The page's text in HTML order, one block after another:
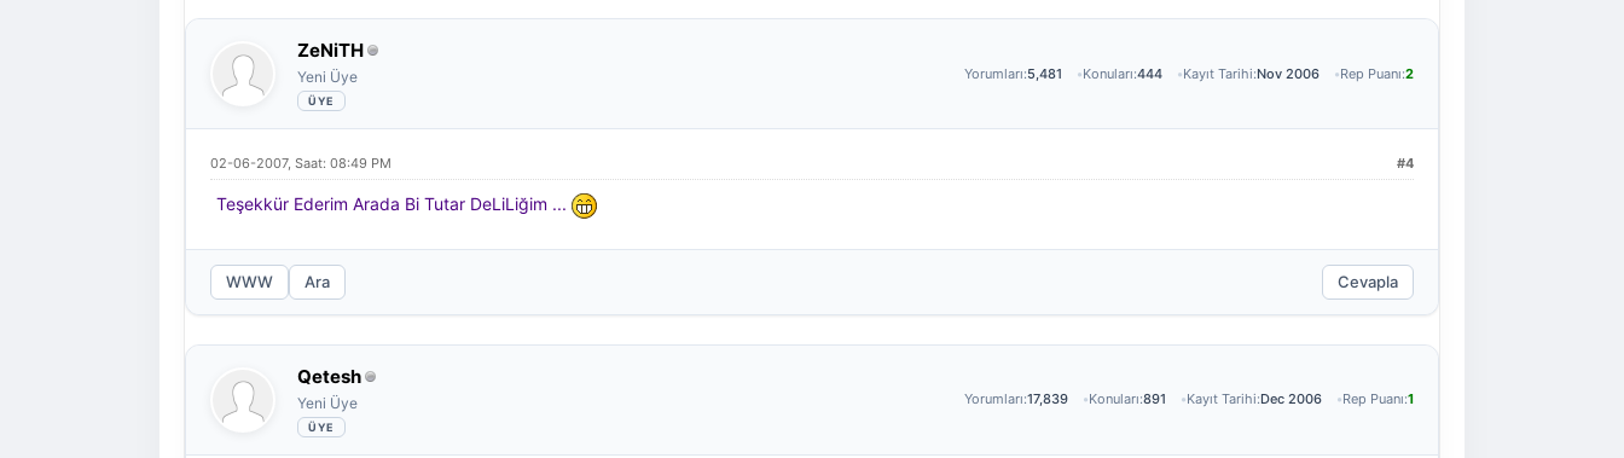
ZeNiTH
Yeni Üye Yorumları:5,481 Konuları:444 Kayıt Tarihi:Nov 2006 Rep Puanı:2
#4
02-06-2007, Saat: 08:49 PM
Teşekkür Ederim Arada Bi Tutar DeLiLiğim ...
WWW Ara Cevapla
Qetesh
Yeni Üye Yorumları:17,839 Konuları:891 Kayıt Tarihi:Dec 2006 Rep Puanı:1